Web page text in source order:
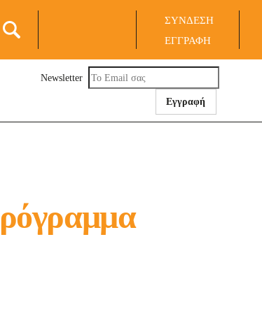
S
ΣΥΝΔΕΣΗ
ΕΓΓΡΑΦΗ
Newsletter